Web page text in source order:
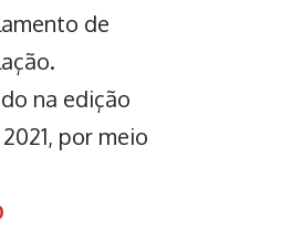
de
na edição
por meio